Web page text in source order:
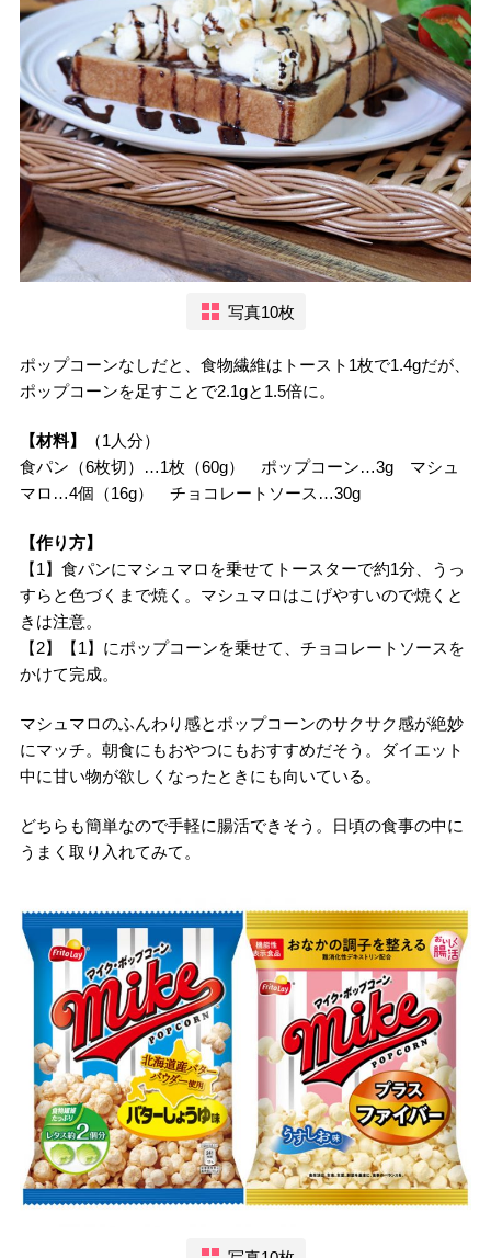
写真10枚
ポップコーンなしだと、食物繊維はトースト1枚で1.4gだが、
ポップコーンを足すことで2.1gと1.5倍に。
【材料】
（1人分）
食パン（6枚切）…1枚（60g） ポップコーン…3g マシュ
マロ…4個（16g） チョコレートソース…30g
【作り方】
【1】食パンにマシュマロを乗せてトースターで約1分、うっ
すらと色づくまで焼く。マシュマロはこげやすいので焼くと
きは注意。
【2】【1】にポップコーンを乗せて、チョコレートソースを
かけて完成。
マシュマロのふんわり感とポップコーンのサクサク感が絶妙
にマッチ。朝食にもおやつにもおすすめだそう。ダイエット
中に甘い物が欲しくなったときにも向いている。
どちらも簡単なので手軽に腸活できそう。日頃の食事の中に
うまく取り入れてみて。